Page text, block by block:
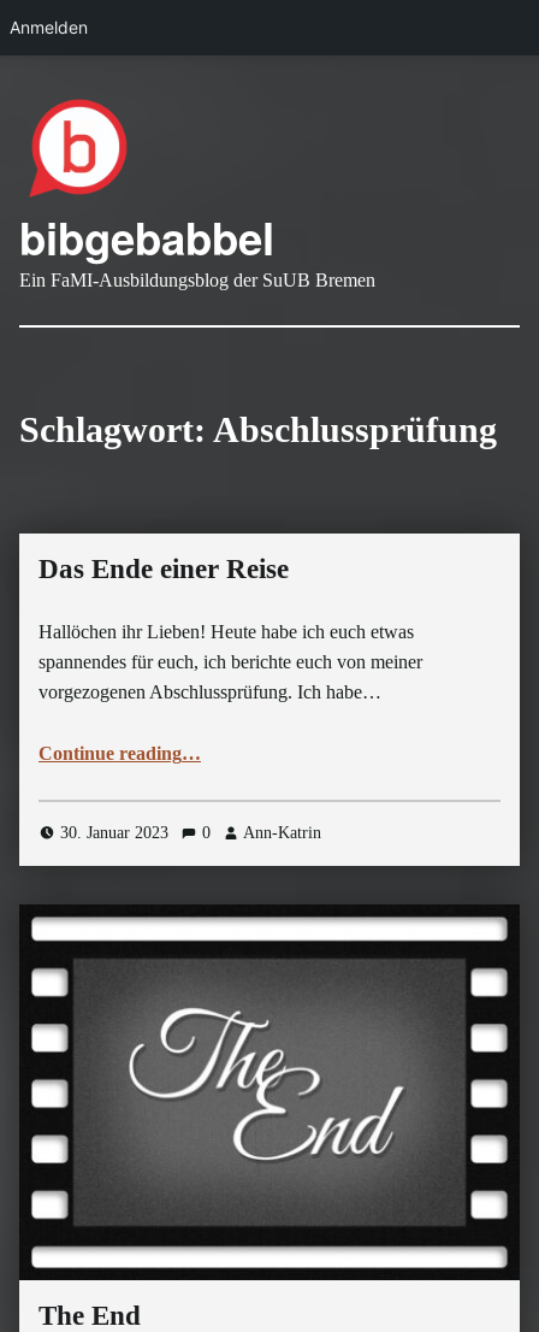
Anmelden
Skip to main navigation
Skip to main content
Skip to footer
bibgebabbel
Ein FaMI-Ausbildungsblog der SuUB Bremen
Schlagwort: Abschlussprüfung
Das Ende einer Reise
Hallöchen ihr Lieben! Heute habe ich euch etwas
spannendes für euch, ich berichte euch von meiner
vorgezogenen Abschlussprüfung. Ich habe…
Continue reading…
30. Januar 2023 0 Ann-Katrin
The End